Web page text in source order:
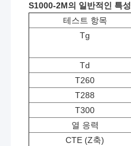
S1000-2M의 일반적인 특성
테스트 항목
Tg
Td
T260
T288
T300
열 응력
CTE (Z축)